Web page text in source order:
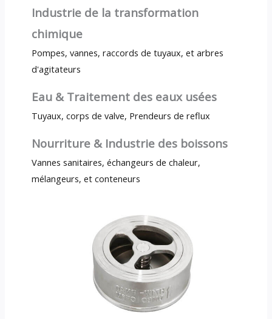
Industrie de la transformation
chimique
Pompes, vannes, raccords de tuyaux, et arbres
d'agitateurs
Eau & Traitement des eaux usées
Tuyaux, corps de valve, Prendeurs de reflux
Nourriture & Industrie des boissons
Vannes sanitaires, échangeurs de chaleur,
mélangeurs, et conteneurs